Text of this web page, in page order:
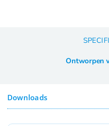
Ontworpen
Downloads